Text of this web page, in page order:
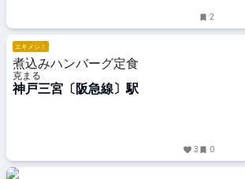
2
エキメシ！
煮込みハンバーグ定食
克まる
神戸三宮〔阪急線〕駅
3 0